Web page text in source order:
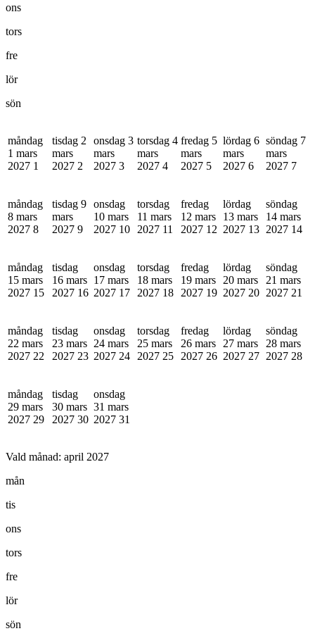
ons
tors
fre
lör
sön
måndag
1 mars
2027 1
tisdag 2
mars
2027 2
onsdag 3
mars
2027 3
torsdag 4
mars
2027 4
fredag 5
mars
2027 5
lördag 6
mars
2027 6
söndag 7
mars
2027 7
måndag
8 mars
2027 8
tisdag 9
mars
2027 9
onsdag
10 mars
2027 10
torsdag
11 mars
2027 11
fredag
12 mars
2027 12
lördag
13 mars
2027 13
söndag
14 mars
2027 14
måndag
15 mars
2027 15
tisdag
16 mars
2027 16
onsdag
17 mars
2027 17
torsdag
18 mars
2027 18
fredag
19 mars
2027 19
lördag
20 mars
2027 20
söndag
21 mars
2027 21
måndag
22 mars
2027 22
tisdag
23 mars
2027 23
onsdag
24 mars
2027 24
torsdag
25 mars
2027 25
fredag
26 mars
2027 26
lördag
27 mars
2027 27
söndag
28 mars
2027 28
måndag
29 mars
2027 29
tisdag
30 mars
2027 30
onsdag
31 mars
2027 31
Vald månad: april 2027
mån
tis
ons
tors
fre
lör
sön